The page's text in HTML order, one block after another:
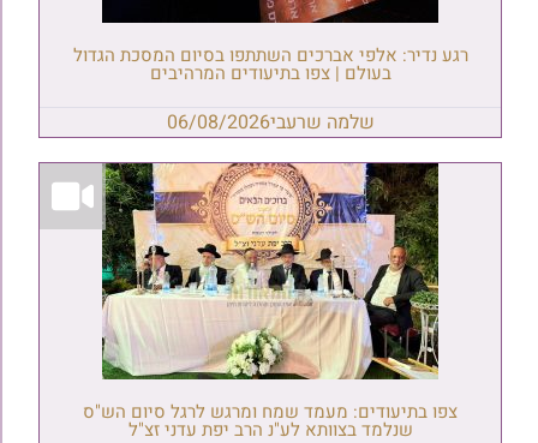
רגע נדיר: אלפי אברכים השתתפו בסיום המסכת הגדול
בעולם | צפו בתיעודים המרהיבים
שלמה שרעבי06/08/2026
צפו בתיעודים: מעמד שמח ומרגש לרגל סיום הש"ס
שנלמד בצוותא לע"נ הרב יפת עדני זצ"ל